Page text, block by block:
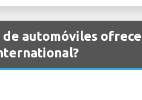
de automóviles